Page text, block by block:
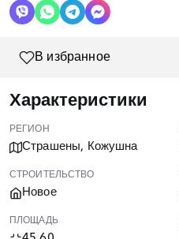
В избранное
Характеристики
РЕГИОН
Страшены, Кожушна
СТРОИТЕЛЬСТВО
Новое
ПЛОЩАДЬ